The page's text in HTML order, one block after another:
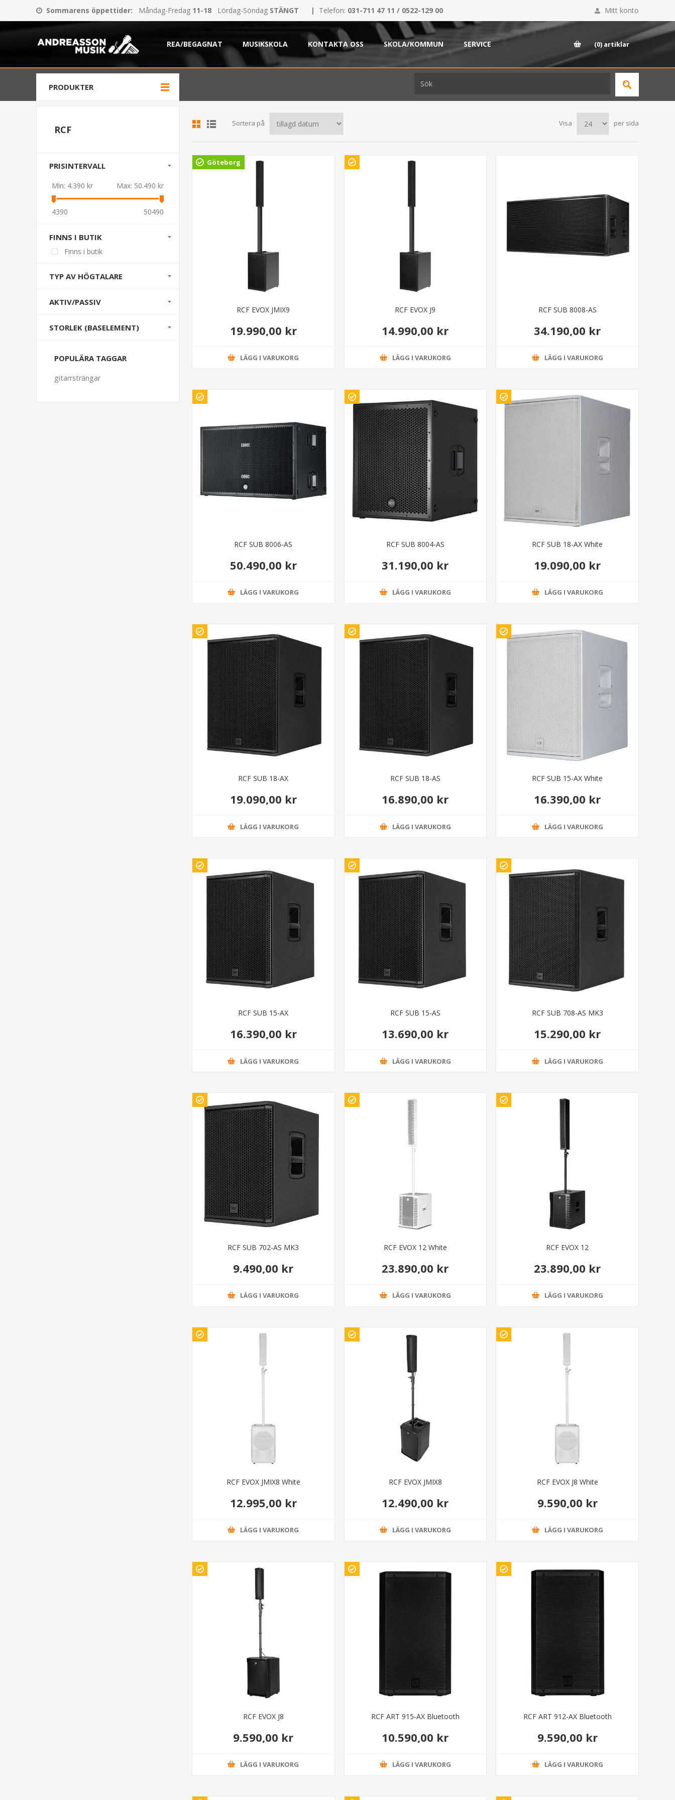
Sommarens öppettider: Måndag-Fredag 11-18 Lördag-Söndag STÄNGT | Telefon: 031-711 47 11 / 0522-129 00 Mitt konto
REA/BEGAGNAT MUSIKSKOLA KONTAKTA OSS SKOLA/KOMMUN SERVICE (0) artiklar
PRODUKTER
Sortera på Visa per sida
Göteborg
RCF EVOX JMIX9
19.990,00 kr
LÄGG I VARUKORG
RCF EVOX J9
14.990,00 kr
LÄGG I VARUKORG
RCF SUB 8008-AS
34.190,00 kr
LÄGG I VARUKORG
RCF SUB 8006-AS
50.490,00 kr
LÄGG I VARUKORG
RCF SUB 8004-AS
31.190,00 kr
LÄGG I VARUKORG
RCF SUB 18-AX White
19.090,00 kr
LÄGG I VARUKORG
RCF SUB 18-AX
19.090,00 kr
LÄGG I VARUKORG
RCF SUB 18-AS
16.890,00 kr
LÄGG I VARUKORG
RCF SUB 15-AX White
16.390,00 kr
LÄGG I VARUKORG
RCF SUB 15-AX
16.390,00 kr
LÄGG I VARUKORG
RCF SUB 15-AS
13.690,00 kr
LÄGG I VARUKORG
RCF SUB 708-AS MK3
15.290,00 kr
LÄGG I VARUKORG
RCF SUB 702-AS MK3
9.490,00 kr
LÄGG I VARUKORG
RCF EVOX 12 White
23.890,00 kr
LÄGG I VARUKORG
RCF EVOX 12
23.890,00 kr
LÄGG I VARUKORG
RCF EVOX JMIX8 White
12.995,00 kr
LÄGG I VARUKORG
RCF EVOX JMIX8
12.490,00 kr
LÄGG I VARUKORG
RCF EVOX J8 White
9.590,00 kr
LÄGG I VARUKORG
RCF EVOX J8
9.590,00 kr
LÄGG I VARUKORG
RCF ART 915-AX Bluetooth
10.590,00 kr
LÄGG I VARUKORG
RCF ART 912-AX Bluetooth
9.590,00 kr
LÄGG I VARUKORG
RCF
PRISINTERVALL
Min: 4.390 kr Max: 50.490 kr
4390 50490
FINNS I BUTIK
Finns i butik
TYP AV HÖGTALARE
AKTIV/PASSIV
STORLEK (BASELEMENT)
POPULÄRA TAGGAR
gitarrsträngar